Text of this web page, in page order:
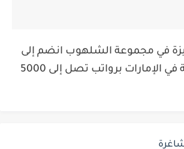
في مجموعة الشلهوب انضم إلى
بيئة عمل ملهمة في الإمارات برواتب تصل إلى 5000